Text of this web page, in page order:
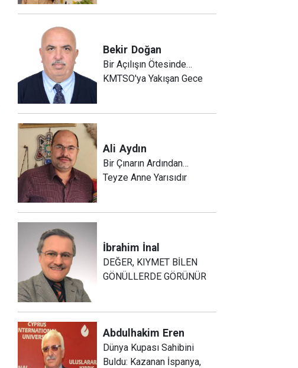
Bekir Doğan
Bir Açılışın Ötesinde…
KMTSO'ya Yakışan Gece
Ali Aydın
Bir Çınarın Ardından…
Teyze Anne Yarısıdır
İbrahim İnal
DEĞER, KIYMET BİLEN
GÖNÜLLERDE GÖRÜNÜR
Abdulhakim Eren
Dünya Kupası Sahibini
Buldu: Kazanan İspanya,